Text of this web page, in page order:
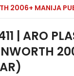
2006+ MANIJA
| ARO